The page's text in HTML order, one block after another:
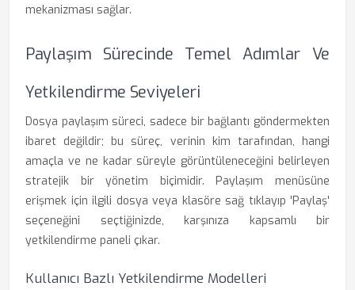
mekanizması sağlar.
Paylaşım Sürecinde Temel Adımlar Ve
Yetkilendirme Seviyeleri
Dosya paylaşım süreci, sadece bir bağlantı göndermekten
ibaret değildir; bu süreç, verinin kim tarafından, hangi
amaçla ve ne kadar süreyle görüntüleneceğini belirleyen
stratejik bir yönetim biçimidir. Paylaşım menüsüne
erişmek için ilgili dosya veya klasöre sağ tıklayıp 'Paylaş'
seçeneğini seçtiğinizde, karşınıza kapsamlı bir
yetkilendirme paneli çıkar.
Kullanıcı Bazlı Yetkilendirme Modelleri